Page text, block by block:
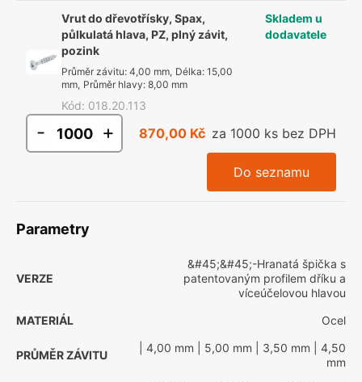
Vrut do dřevotřísky, Spax,
půlkulatá hlava, PZ, plný závit,
pozink
Průměr závitu: 4,00 mm, Délka: 15,00
mm, Průměr hlavy: 8,00 mm
Kód: 018.20.113
Skladem u
dodavatele
- + 870,00 Kč za 1000 ks bez DPH
Do seznamu
Parametry
VERZE
&#45;&#45;-Hranatá špička s
patentovaným profilem dříku a
víceúčelovou hlavou
MATERIÁL
Ocel
PRŮMĚR ZÁVITU
| 4,00 mm | 5,00 mm | 3,50 mm | 4,50
mm